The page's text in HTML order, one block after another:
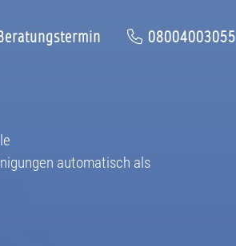
automatisch als
08004003055